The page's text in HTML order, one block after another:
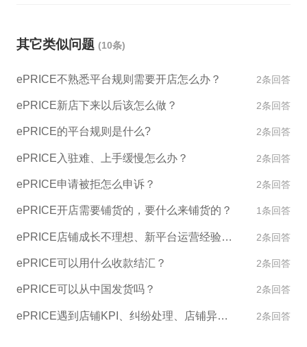
其它类似问题 (10条)
ePRICE不熟悉平台规则需要开店怎么办？ 2条回答
ePRICE新店下来以后该怎么做？ 2条回答
ePRICE的平台规则是什么? 2条回答
ePRICE入驻难、上手缓慢怎么办？ 2条回答
ePRICE申请被拒怎么申诉？ 2条回答
ePRICE开店需要铺货的，要什么来铺货的？ 1条回答
ePRICE店铺成长不理想、新平台运营经验不足怎么办？ 2条回答
ePRICE可以用什么收款结汇？ 2条回答
ePRICE可以从中国发货吗？ 2条回答
ePRICE遇到店铺KPI、纠纷处理、店铺异常如何处理？ 2条回答